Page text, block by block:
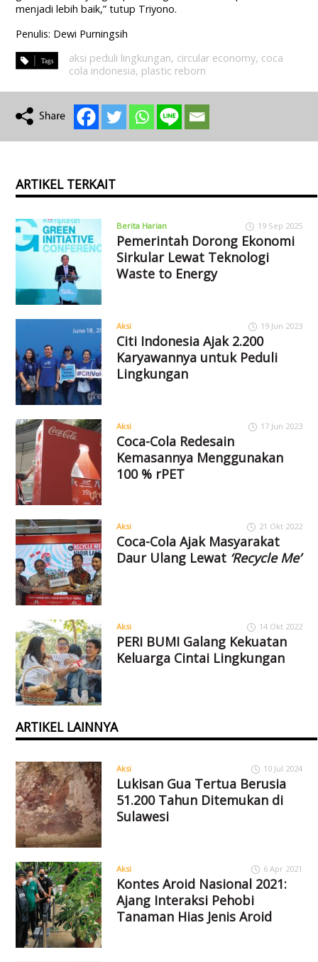
menjadi lebih baik,” tutup Triyono.
Penulis: Dewi Purningsih
aksi peduli lingkungan, circular economy, coca
cola indonesia, plastic reborn
ARTIKEL TERKAIT
Berita Harian 19 Sep 2025
Pemerintah Dorong Ekonomi
Sirkular Lewat Teknologi
Waste to Energy
Aksi 19 Jun 2023
Citi Indonesia Ajak 2.200
Karyawannya untuk Peduli
Lingkungan
Aksi 17 Jun 2023
Coca-Cola Redesain
Kemasannya Menggunakan
100 % rPET
Aksi 21 Okt 2022
Coca-Cola Ajak Masyarakat
Daur Ulang Lewat ‘Recycle Me’
Aksi 14 Okt 2022
PERI BUMI Galang Kekuatan
Keluarga Cintai Lingkungan
ARTIKEL LAINNYA
Aksi 10 Jul 2024
Lukisan Gua Tertua Berusia
51.200 Tahun Ditemukan di
Sulawesi
Aksi 6 Apr 2021
Kontes Aroid Nasional 2021:
Ajang Interaksi Pehobi
Tanaman Hias Jenis Aroid